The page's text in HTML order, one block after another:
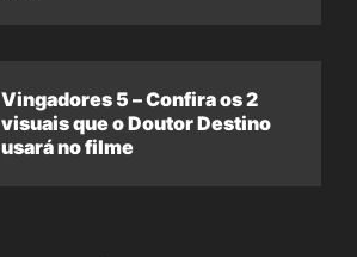
Vingadores 5 – Confira os 2
visuais que o Doutor Destino
usará no filme